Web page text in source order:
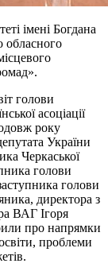
імені Богдана
обласного
голови
асоціації
року
України
Черкаської
голови
голови
директора з
ВАГ Ігоря
про напрямки
проблеми